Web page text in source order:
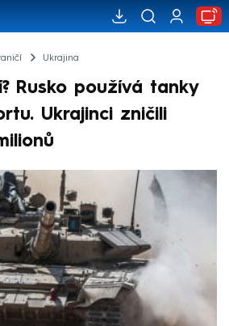
Ukrajina
Rusko používá tanky
Ukrajinci zničili